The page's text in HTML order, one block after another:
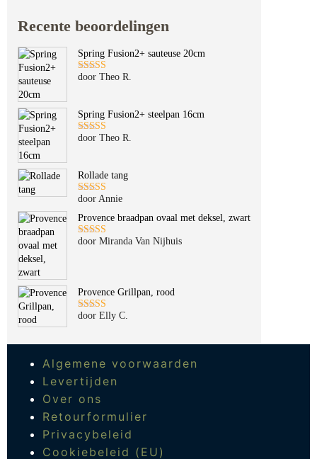
Recente beoordelingen
Spring Fusion2+ sauteuse 20cm
Gewaardeerd
door Theo R.
Spring Fusion2+ steelpan 16cm
Gewaardeerd
door Theo R.
Rollade tang
Gewaardeerd
door Annie
Provence braadpan ovaal met deksel, zwart
Gewaardeerd
door Miranda Van Nijhuis
Provence Grillpan, rood
Gewaardeerd
door Elly C.
Algemene voorwaarden
Levertijden
Over ons
Retourformulier
Privacybeleid
Cookiebeleid (EU)